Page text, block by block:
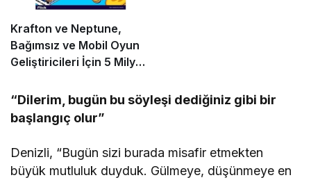
Krafton ve Neptune,
Bağımsız ve Mobil Oyun
Geliştiricileri İçin 5 Milyon
Yarışmasını Başlattı
“Dilerim, bugün bu söyleşi dediğiniz gibi bir
başlangıç olur”
Denizli, “Bugün sizi burada misafir etmekten
büyük mutluluk duyduk. Gülmeye, düşünmeye en